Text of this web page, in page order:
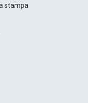
stampa